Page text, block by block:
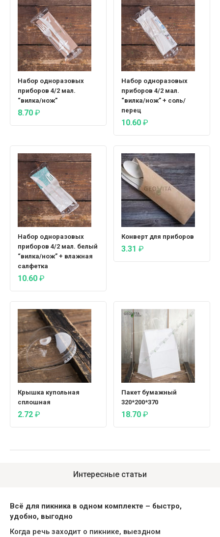
Набор одноразовых
приборов 4/2 мал.
“вилка/нож”
8.70 ₽
Набор одноразовых
приборов 4/2 мал.
“вилка/нож” + соль/
перец
10.60 ₽
Набор одноразовых
приборов 4/2 мал. белый
“вилка/нож” + влажная
салфетка
10.60 ₽
Конверт для приборов
3.31 ₽
Крышка купольная
сплошная
2.72 ₽
Пакет бумажный
320*200*370
18.70 ₽
Интересные статьи
Всё для пикника в одном комплекте – быстро,
удобно, выгодно
Когда речь заходит о пикнике, выездном